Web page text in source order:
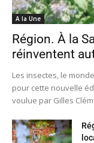
A la Une
Région. À la
réinventent
Les insectes, le
pour cette nouvelle
voulue par Gilles